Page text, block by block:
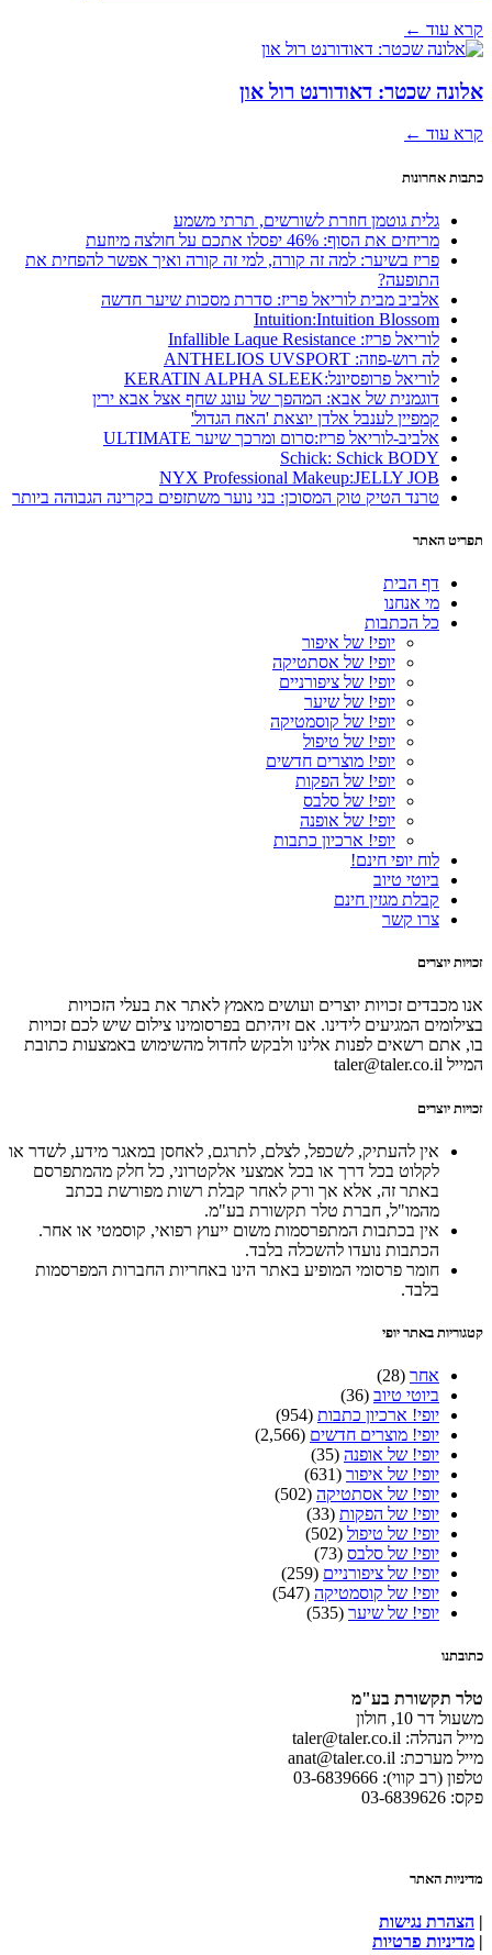
קרא עוד ←
אלונה שכטר: דאודורנט רול און
קרא עוד ←
כתבות אחרונות
גלית גוטמן חוזרת לשורשים, תרתי משמע
מריחים את הסוף: 46% יפסלו אתכם על חולצה מיוזעת
פריז בשיער: למה זה קורה, למי זה קורה ואיך אפשר להפחית את
התופעה?
אלביב מבית לוריאל פריז: סדרת מסכות שיער חדשה
Intuition:Intuition Blossom
לוריאל פריז: Infallible Laque Resistance
לה רוש-פוזה: ANTHELIOS UVSPORT
לוריאל פרופסיונל:KERATIN ALPHA SLEEK
דוגמנית של אבא: המהפך של עונג שחף אצל אבא ירין
קמפיין לענבל אלדן יוצאת 'האח הגדול'
אלביב-לוריאל פריז:סרום ומרכך שיער ULTIMATE
Schick: Schick BODY
NYX Professional Makeup:JELLY JOB
טרנד הטיק טוק המסוכן: בני נוער משתזפים בקרינה הגבוהה ביותר
תפריט האתר
דף הבית
מי אנחנו
כל הכתבות
יופי! של איפור
יופי! של אסתטיקה
יופי! של ציפורניים
יופי! של שיער
יופי! של קוסמטיקה
יופי! של טיפול
יופי! מוצרים חדשים
יופי! של הפקות
יופי! של סלבס
יופי! של אופנה
יופי! ארכיון כתבות
לוח יופי חינם!
ביוטי טיוב
קבלת מגזין חינם
צרו קשר
זכויות יוצרים
אנו מכבדים זכויות יוצרים ועושים מאמץ לאתר את בעלי הזכויות
בצילומים המגיעים לידינו. אם זיהיתם בפרסומינו צילום שיש לכם זכויות
בו, אתם רשאים לפנות אלינו ולבקש לחדול מהשימוש באמצעות כתובת
המייל taler@taler.co.il
זכויות יוצרים
אין להעתיק, לשכפל, לצלם, לתרגם, לאחסן במאגר מידע, לשדר או
לקלוט בכל דרך או בכל אמצעי אלקטרוני, כל חלק מהמתפרסם
באתר זה, אלא אך ורק לאחר קבלת רשות מפורשת בכתב
מהמו"ל, חברת טלר תקשורת בע"מ.
אין בכתבות המתפרסמות משום ייעוץ רפואי, קוסמטי או אחר.
הכתבות נועדו להשכלה בלבד.
חומר פרסומי המופיע באתר הינו באחריות החברות המפרסמות
בלבד.
קטגוריות באתר יופי
אחר (28)
ביוטי טיוב (36)
יופי! ארכיון כתבות (954)
יופי! מוצרים חדשים (2,566)
יופי! של אופנה (35)
יופי! של איפור (631)
יופי! של אסתטיקה (502)
יופי! של הפקות (33)
יופי! של טיפול (502)
יופי! של סלבס (73)
יופי! של ציפורניים (259)
יופי! של קוסמטיקה (547)
יופי! של שיער (535)
כתובתנו
טלר תקשורת בע"מ
משעול דר 10, חולון
מייל הנהלה: taler@taler.co.il
מייל מערכת: anat@taler.co.il
טלפון (רב קווי): 03-6839666
פקס: 03-6839626
מדיניות האתר
| הצהרת נגישות
| מדיניות פרטיות